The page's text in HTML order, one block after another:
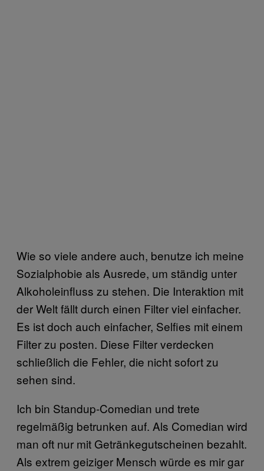
Wie so viele andere auch, benutze ich meine
Sozialphobie als Ausrede, um ständig unter
Alkoholeinfluss zu stehen. Die Interaktion mit
der Welt fällt durch einen Filter viel einfacher.
Es ist doch auch einfacher, Selfies mit einem
Filter zu posten. Diese Filter verdecken
schließlich die Fehler, die nicht sofort zu
sehen sind.
Ich bin Standup-Comedian und trete
regelmäßig betrunken auf. Als Comedian wird
man oft nur mit Getränkegutscheinen bezahlt.
Als extrem geiziger Mensch würde es mir gar